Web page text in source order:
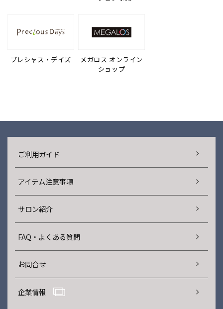
プレシャス・デイズ
メガロス オンライン
ショップ
ご利用ガイド
アイテム注意事項
サロン紹介
FAQ・よくある質問
お問合せ
企業情報